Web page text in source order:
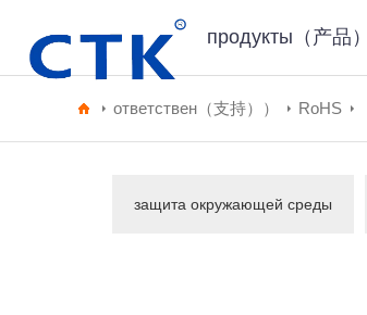
продукты（产品）
ответствен（支持）） RoHS
защита окружающей среды